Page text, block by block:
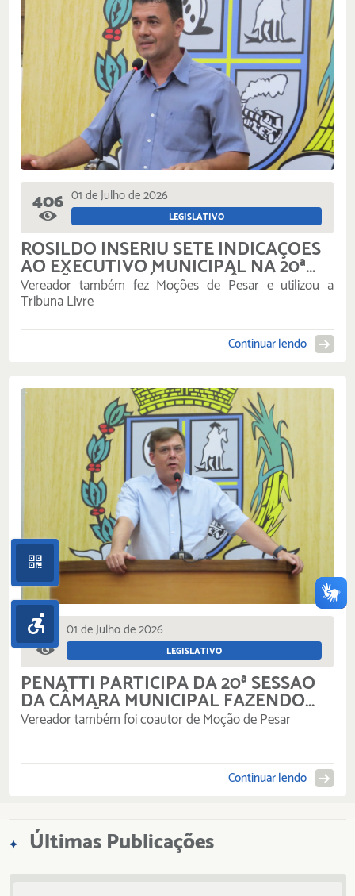
406 01 de Julho de 2026
LEGISLATIVO
ROSILDO INSERIU SETE INDICAÇÕES
AO EXECUTIVO MUNICIPAL NA 20ª
SESSÃO ORDINÁRIA DA CÂMARA
Vereador também fez Moções de Pesar e utilizou a
Tribuna Livre
Continuar lendo
145 01 de Julho de 2026
LEGISLATIVO
PENATTI PARTICIPA DA 20ª SESSÃO
DA CÂMARA MUNICIPAL FAZENDO
INDICAÇÃO E APROVANDO
Vereador também foi coautor de Moção de Pesar
Continuar lendo
Últimas Publicações